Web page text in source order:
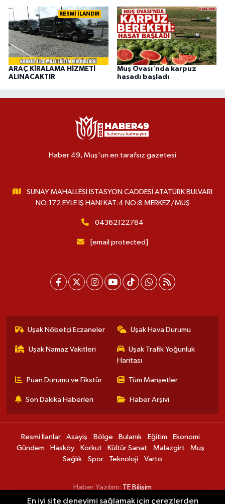
RESMİ İLANDIR
ARAÇ KİRALAMA HİZMETİ
ALINACAKTIR
Muş Ovası'nda karpuz
hasadı başladı
Haber 49, Muş'un en tarafsız gazetesi
SUNAY MAHALLESİ İSTASYON CADDESİ ATATÜRK BULVARI
NO:172 EYLE İŞ HANI KAT:4 NO:8 MERKEZ/MUŞ
04362122784
[email protected]
Uşak Nöbetçi Eczaneler Uşak Hava Durumu
Uşak Namaz Vakitleri
Uşak Trafik Yoğunluk
Haritası
Puan Durumu ve Fikstür Tüm Manşetler
Son Dakika Haberleri Haber Arşivi
Resmi İlanlar Asayiş Bölge Bulanık Eğitim
Ekonomi
Gündem
Hasköy Korkut Kültür Sanat Malazgirt
Muş
Sağlık
Spor Teknoloji Varto
Haber Yazılımı: TE Bilişim
En iyi site deneyimi sağlamak için çerezlerden